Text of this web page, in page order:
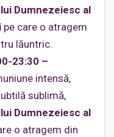
Dumnezeiesc al
pe care o atragem
lăuntric.
23:30 –
intensă,
sublimă,
Dumnezeiesc al
o atragem din